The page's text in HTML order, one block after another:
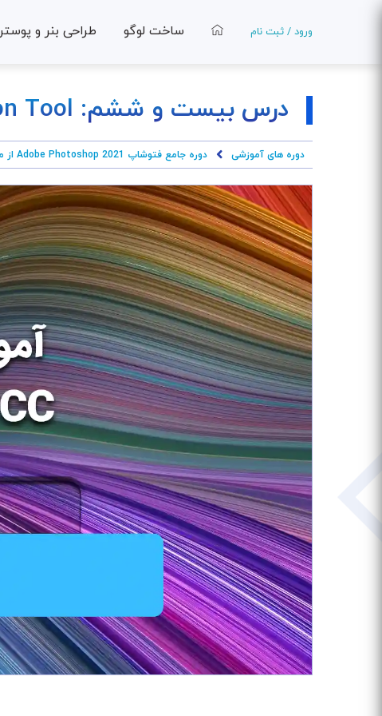
ورود / ثبت نام ساخت لوگو طراحی بنر و پوستر
درس بیست و ششم: Selection Tool
دوره های آموزشی دوره جامع فتوشاپ Adobe Photoshop 2021 از مبتدی تا حرفه‌ای